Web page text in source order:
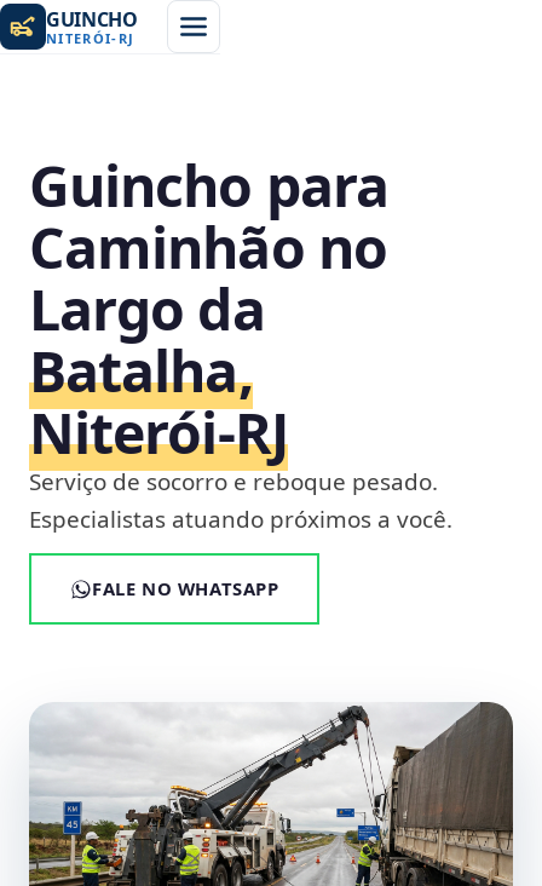
GUINCHO
NITERÓI- RJ
Guincho para
Caminhão no
Largo da
Batalha,
Niterói‑RJ
Serviço de socorro e reboque pesado.
Especialistas atuando próximos a você.
FALE NO WHATSAPP